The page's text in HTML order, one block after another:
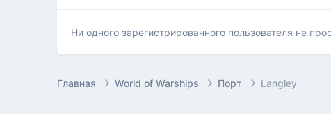
Ни одного зарегистрированного пользователя не
Главная World of Warships Порт Langley